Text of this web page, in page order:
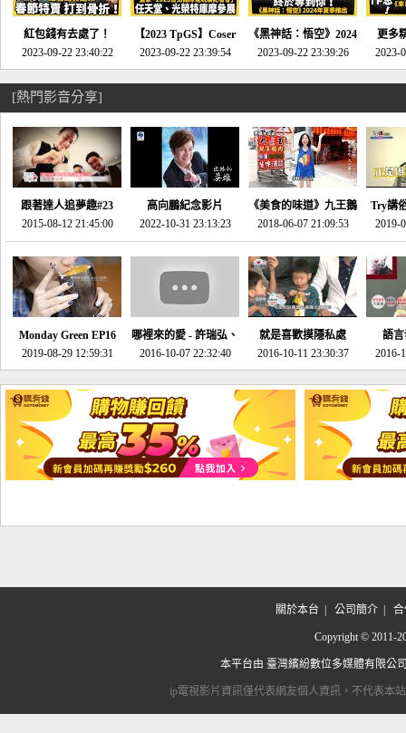
紅包錢有去處了！
SEGA春節特賣 超過85
款遊戲打到骨折-電玩
宅速配20230119
2023-09-22 23:40:22
【2023 TpGS】Coser
和Show Girl搶先看！
直擊展前記者會-電玩
2023-09-22 23:39:54
《黑神話：悟空》2024
年夏季推出！確定不會
延期齁？-電玩宅速配
2023-09-22 23:39:26
更多
《來
金鄉
2023-
[熱門影音分享]
跟著達人追夢趣#23
promo-我想開間咖啡
館(謝佳凌)
2015-08-12 21:45:00
高向鵬紀念影片
2022-10-31 23:13:23
《美食的味道》九王鵝
肉
2018-06-07 21:09:53
Try講
2019-
Monday Green EP16
超意外~環保原來可以
邊玩邊做！
2019-08-29 12:59:31
哪裡來的愛 - 許瑞弘、
李其芬
2016-10-07 22:32:40
就是喜歡摸隱私處
2016-10-11 23:30:37
語
2016-
關於本台 公司簡介| 合
Copyright © 2011-
本平台由 臺灣繽紛數位多媒體有限公
ip電視影片資訊僅代表網友個人資訊，不代表本